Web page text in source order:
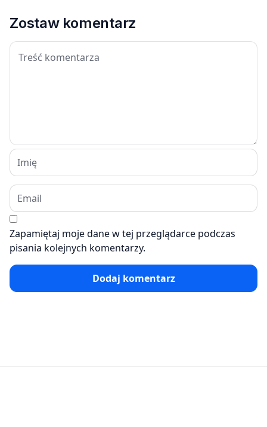
Zostaw komentarz
Zapamiętaj moje dane w tej przeglądarce podczas
pisania kolejnych komentarzy.
Dodaj komentarz